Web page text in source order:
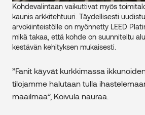
Kohdevalintaan vaikuttivat myös
kaunis arkkitehtuuri. Täydellisesti
arvokiinteistölle on myönnetty LEED
mikä takaa, että kohde on suunniteltu
kestävän kehityksen mukaisesti.
”Fanit käyvät kurkkimassa
tilojamme halutaan tulla
maailmaa”, Koivula nauraa.